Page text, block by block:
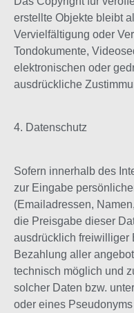
erstellte Objekte bleibt
Vervielfältigung oder
Tondokumente,
elektronischen oder
ausdrückliche
4. Datenschutz
Sofern innerhalb des
zur Eingabe
(Emailadressen,
die Preisgabe dieser
ausdrücklich freiwilliger
Bezahlung aller
technisch möglich und
solcher Daten bzw.
oder eines